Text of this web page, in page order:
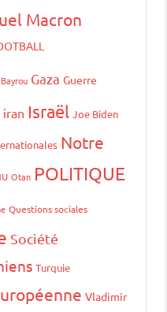
Macron
Gaza Guerre
iran Israël Joe Biden
Notre
Otan POLITIQUE
Questions sociales
Société
Turquie
Vladimir